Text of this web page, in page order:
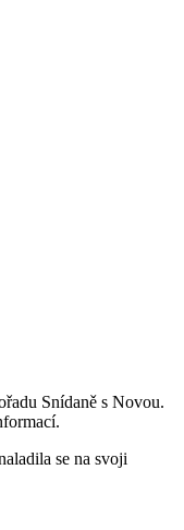
Snídaně s Novou.
se na svoji